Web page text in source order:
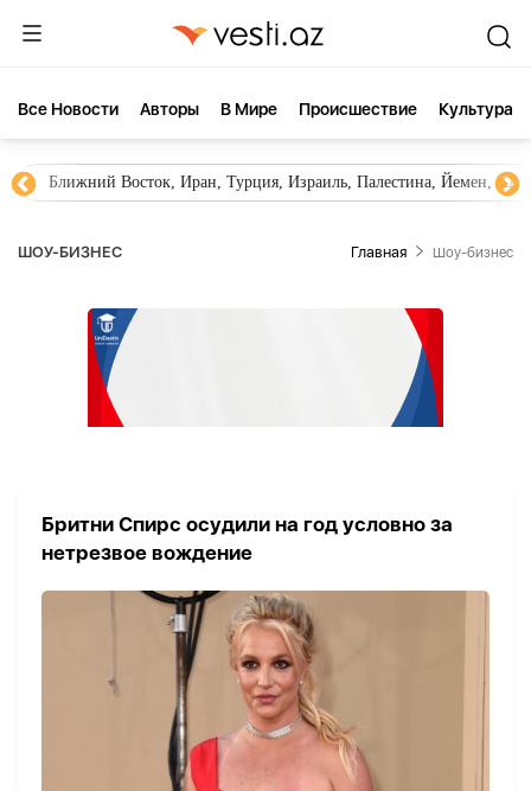
Все Новости Aвторы В Мире Происшествие Культура
Ближний Восток, Иран, Турция, Израиль, Палестина, Йемен,
ШОУ-БИЗНЕС Главная Шоу-бизнес
Бритни Спирс осудили на год условно за
нетрезвое вождение